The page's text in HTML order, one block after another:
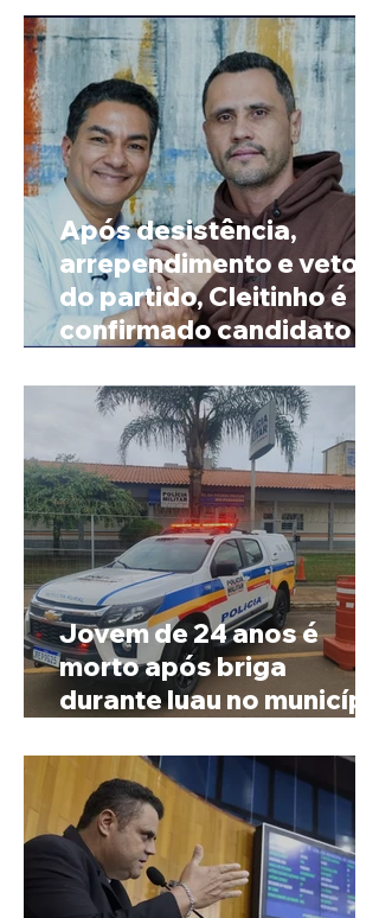
Após desistência,
arrependimento e veto
do partido, Cleitinho é
confirmado candidato ao
Jovem de 24 anos é
morto após briga
durante luau no município